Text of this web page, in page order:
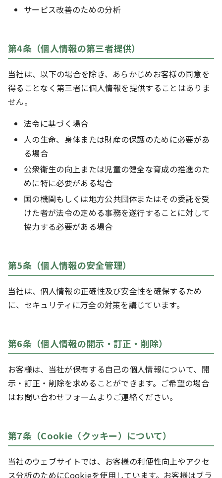
サービス改善のための分析
第4条（個人情報の第三者提供）
当社は、以下の場合を除き、あらかじめお客様の同意を
得ることなく第三者に個人情報を提供することはありま
せん。
法令に基づく場合
人の生命、身体または財産の保護のために必要があ
る場合
公衆衛生の向上または児童の健全な育成の推進のた
めに特に必要がある場合
国の機関もしくは地方公共団体またはその委託を受
けた者が法令の定める事務を遂行することに対して
協力する必要がある場合
第5条（個人情報の安全管理）
当社は、個人情報の正確性及び安全性を確保するため
に、セキュリティに万全の対策を講じています。
第6条（個人情報の開示・訂正・削除）
お客様は、当社が保有する自己の個人情報について、開
示・訂正・削除を求めることができます。ご希望の場合
はお問い合わせフォームよりご連絡ください。
第7条（Cookie（クッキー）について）
当社のウェブサイトでは、お客様の利便性向上やアクセ
ス分析のためにCookieを使用しています。お客様はブラ